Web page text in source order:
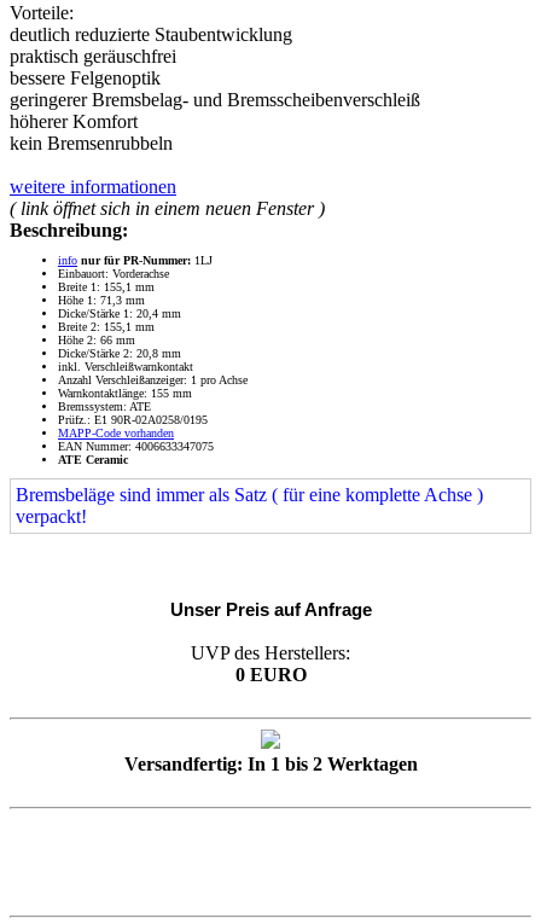
Vorteile:
deutlich reduzierte Staubentwicklung
praktisch geräuschfrei
bessere Felgenoptik
geringerer Bremsbelag- und Bremsscheibenverschleiß
höherer Komfort
kein Bremsenrubbeln
weitere informationen
( link öffnet sich in einem neuen Fenster )
Beschreibung:
info nur für PR-Nummer: 1LJ
Einbauort: Vorderachse
Breite 1: 155,1 mm
Höhe 1: 71,3 mm
Dicke/Stärke 1: 20,4 mm
Breite 2: 155,1 mm
Höhe 2: 66 mm
Dicke/Stärke 2: 20,8 mm
inkl. Verschleißwarnkontakt
Anzahl Verschleißanzeiger: 1 pro Achse
Warnkontaktlänge: 155 mm
Bremssystem: ATE
Prüfz.: E1 90R-02A0258/0195
MAPP-Code vorhanden
EAN Nummer: 4006633347075
ATE Ceramic
Bremsbeläge sind immer als Satz ( für eine komplette Achse )
verpackt!
Unser Preis auf Anfrage
UVP des Herstellers:
0 EURO
Versandfertig: In 1 bis 2 Werktagen